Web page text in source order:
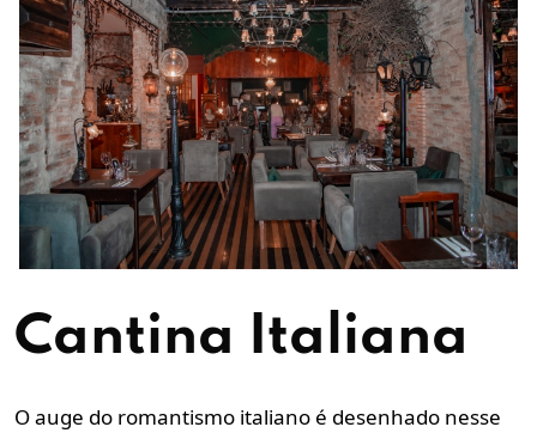
Cantina Italiana
O auge do romantismo italiano é desenhado nesse